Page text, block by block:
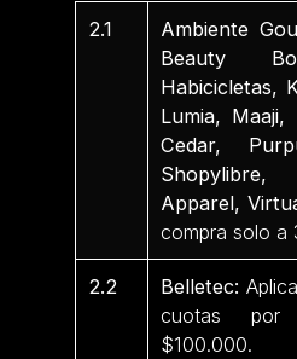
2.1
Ambiente
Beauty
Habicicletas,
Lumia,
Cedar,
Shopylibre,
Apparel,
compra solo a
2.2 Belletec:
cuotas por
$100.000.